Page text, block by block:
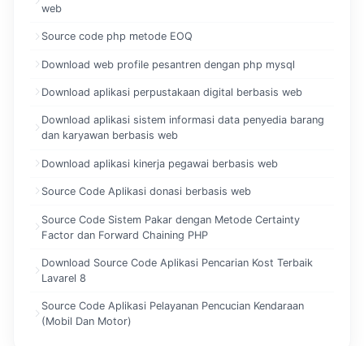
web
Source code php metode EOQ
Download web profile pesantren dengan php mysql
Download aplikasi perpustakaan digital berbasis web
Download aplikasi sistem informasi data penyedia barang
dan karyawan berbasis web
Download aplikasi kinerja pegawai berbasis web
Source Code Aplikasi donasi berbasis web
Source Code Sistem Pakar dengan Metode Certainty
Factor dan Forward Chaining PHP
Download Source Code Aplikasi Pencarian Kost Terbaik
Lavarel 8
Source Code Aplikasi Pelayanan Pencucian Kendaraan
(Mobil Dan Motor)